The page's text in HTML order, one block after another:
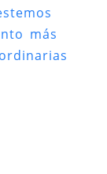
más